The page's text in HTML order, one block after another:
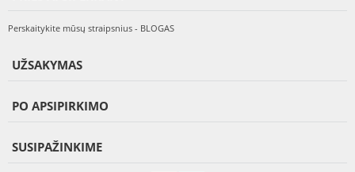
Perskaitykite mūsų straipsnius - BLOGAS
UŽSAKYMAS
PO APSIPIRKIMO
SUSIPAŽINKIME